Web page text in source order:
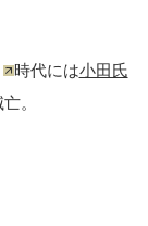
時代には小田氏
。